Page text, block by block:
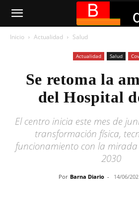
Inicio Actualidad Salud
Actualidad Salud
Se retoma la
del Hospital
El centro inicia este mes de
transformación física,
funcionamiento con la
2030
Por Barna Diario - 14/06/